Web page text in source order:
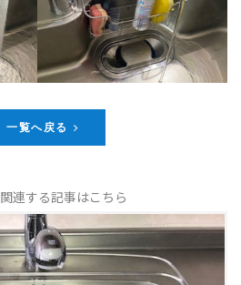
一覧へ戻る
関連する記事はこちら